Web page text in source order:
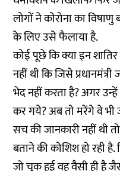
लोगों ने कोरोना का
के लिए उसे फैलाया है.
कोई पूछे कि क्या इन
नहीं थी कि जिसे
भेद नहीं करता है? अगर
कर गये? अब तो मरेंगे वे भी
सच की जानकारी नहीं थी
बताने की कोशिश हो रही
जो चूक हुई वह वैसी ही है